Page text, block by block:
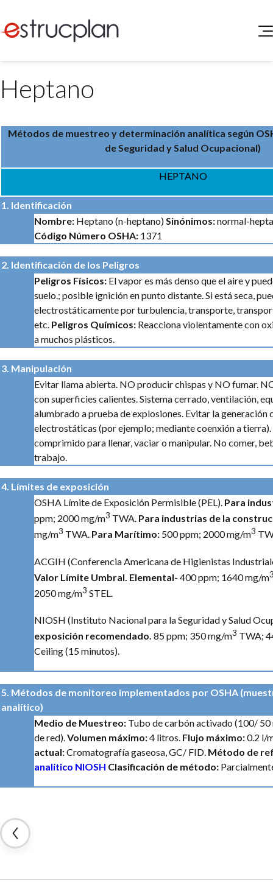
SERVICIOS
Higiene y Seguridad
Medio Ambiente
NOVEDADES
Portal de Clientes
Matriz Profesional
ELEG
Heptano
Métodos de muestreo y determinación analítica según
de Seguridad y Salud Ocupacional)
HEPTANO
1. Identificación
Nombre: Heptano (n-heptano)Sinónimos:normal-
Código Número OSHA: 1371
2. Identificación de los Peligros
Peligros Físicos: El vapor es más denso que el aire y
suelo.; posible ignición en punto distante. Si está seca,
electrostáticamente por turbulencia, transporte,
etc. Peligros Químicos: Reacciona violentamente con
a muchos plásticos.
3. Manipulación
Evitar llama abierta. NO producir chispas y NO fumar.
con superficies calientes.Sistema cerrado, ventilación,
alumbrado a prueba de explosiones. Evitar la generación
electrostáticas (por ejemplo; mediante coenxión a
comprimido para llenar, vaciar o manipular. No comer,
trabajo.
4. Límites de exposición
OSHA Límite de Exposición Permisible (PEL). Para
ppm; 2000 mg/m3 TWA. Para industrias de la
mg/m3 TWA. Para Marítimo: 500 ppm; 2000 mg/m3
ACGIH (Conferencia Americana de Higienistas
Valor Límite Umbral. Elemental- 400 ppm; 1640 mg/m
2050 mg/m3 STEL.
NIOSH (Instituto Nacional para la Seguridad y Salud
exposición recomendado. 85 ppm; 350 mg/m3 TWA;
Ceiling (15 minutos).
5. Métodos de monitoreo implementados por OSHA
analítico)
Medio de Muestreo: Tubo de carbón activado (100/ 50
de red).Volumen máximo:4 litros. Flujo máximo:0.2 l/
actual:Cromatografía gaseosa, GC/ FID. Método de
analítico NIOSH Clasificación de método: